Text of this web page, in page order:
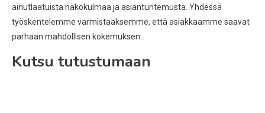
ainutlaatuista näkökulmaa ja asiantuntemusta. Yhdessä
työskentelemme varmistaaksemme, että asiakkaamme saavat
parhaan mahdollisen kokemuksen.
Kutsu tutustumaan